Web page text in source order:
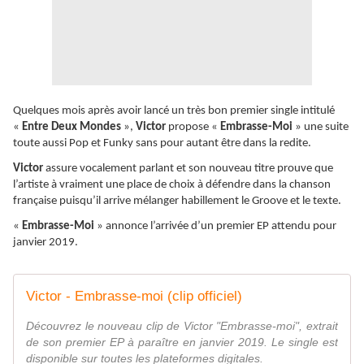
Quelques mois après avoir lancé un très bon premier single intitulé
« Entre Deux Mondes », Victor propose « Embrasse-Moi » une suite
toute aussi Pop et Funky sans pour autant être dans la redite.
Victor assure vocalement parlant et son nouveau titre prouve que
l’artiste à vraiment une place de choix à défendre dans la chanson
française puisqu’il arrive mélanger habillement le Groove et le texte.
« Embrasse-Moi » annonce l’arrivée d’un premier EP attendu pour
janvier 2019.
Victor - Embrasse-moi (clip officiel)
Découvrez le nouveau clip de Victor "Embrasse-moi", extrait
de son premier EP à paraître en janvier 2019. Le single est
disponible sur toutes les plateformes digitales.